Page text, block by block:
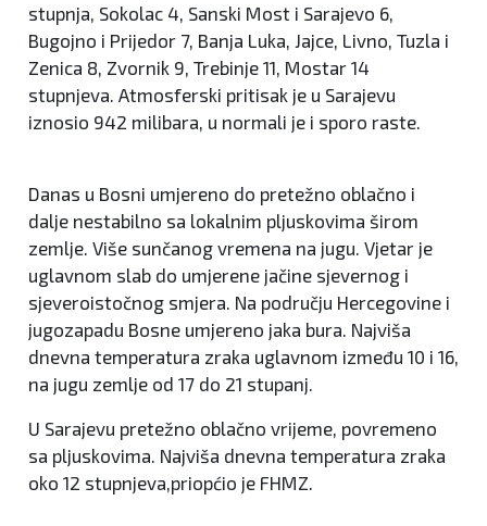
stupnja, Sokolac 4, Sanski Most i Sarajevo 6,
Bugojno i Prijedor 7, Banja Luka, Jajce, Livno, Tuzla i
Zenica 8, Zvornik 9, Trebinje 11, Mostar 14
stupnjeva. Atmosferski pritisak je u Sarajevu
iznosio 942 milibara, u normali je i sporo raste.
Danas u Bosni umjereno do pretežno oblačno i
dalje nestabilno sa lokalnim pljuskovima širom
zemlje. Više sunčanog vremena na jugu. Vjetar je
uglavnom slab do umjerene jačine sjevernog i
sjeveroistočnog smjera. Na području Hercegovine i
jugozapadu Bosne umjereno jaka bura. Najviša
dnevna temperatura zraka uglavnom između 10 i 16,
na jugu zemlje od 17 do 21 stupanj.
U Sarajevu pretežno oblačno vrijeme, povremeno
sa pljuskovima. Najviša dnevna temperatura zraka
oko 12 stupnjeva,priopćio je FHMZ.